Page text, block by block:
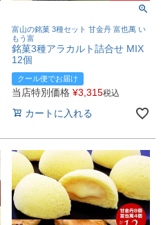
富山の銘菓 3種セット 甘金丹 富也萬 い
もう富
銘菓3種アラカルト詰合せ MIX
12個
クール便でお届け
当店特別価格 ¥3,315税込
カートに入れる